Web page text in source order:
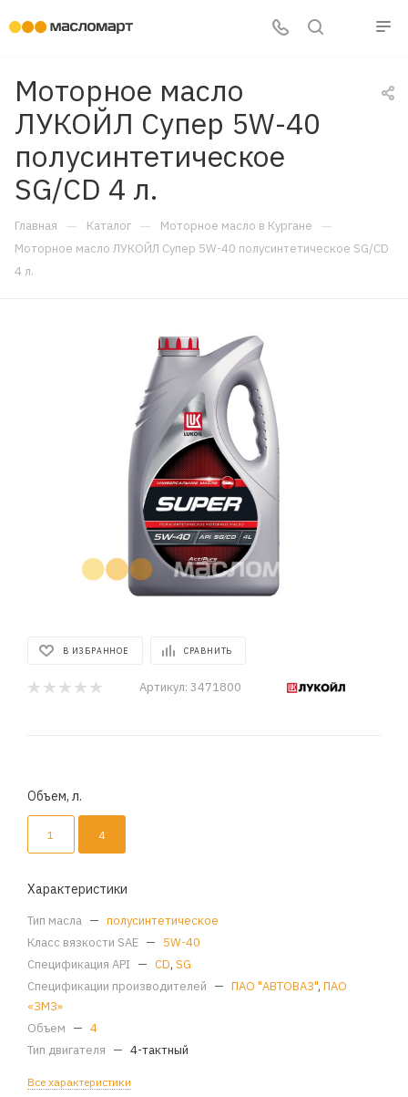
Моторное масло
ЛУКОЙЛ Супер 5W-40
полусинтетическое
SG/CD 4 л.
Главная — Каталог — Моторное масло в Кургане —
Моторное масло ЛУКОЙЛ Супер 5W-40 полусинтетическое SG/CD
4 л.
В ИЗБРАННОЕ СРАВНИТЬ
Артикул: 3471800
Объем, л.
1 4
Характеристики
Тип масла — полусинтетическое
Класс вязкости SAE — 5W-40
Спецификация API — CD, SG
Спецификации производителей — ПАО "АВТОВАЗ", ПАО
«ЗМЗ»
Объем — 4
Тип двигателя — 4-тактный
Все характеристики